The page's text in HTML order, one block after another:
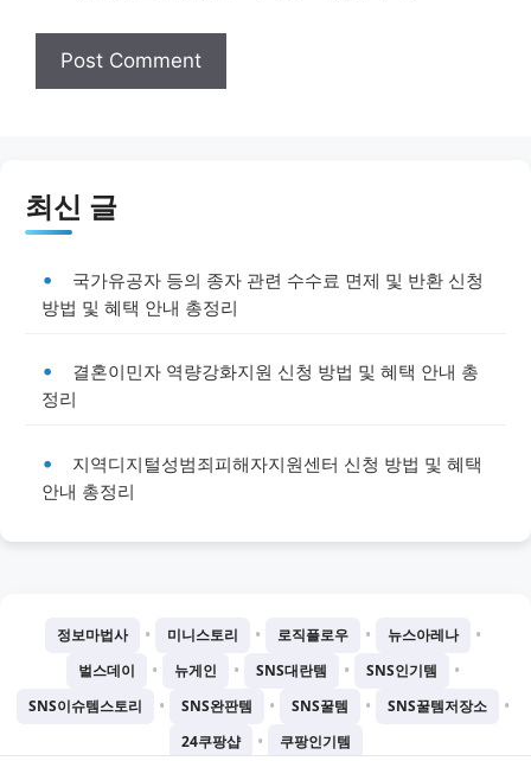
최신 글
국가유공자 등의 종자 관련 수수료 면제 및 반환 신청
방법 및 혜택 안내 총정리
결혼이민자 역량강화지원 신청 방법 및 혜택 안내 총
정리
지역디지털성범죄피해자지원센터 신청 방법 및 혜택
안내 총정리
정보마법사 • 미니스토리 • 로직플로우 • 뉴스아레나 •
벌스데이 • 뉴게인 • SNS대란템 • SNS인기템 •
SNS이슈템스토리 • SNS완판템 • SNS꿀템 • SNS꿀템저장소 •
24쿠팡샵 • 쿠팡인기템